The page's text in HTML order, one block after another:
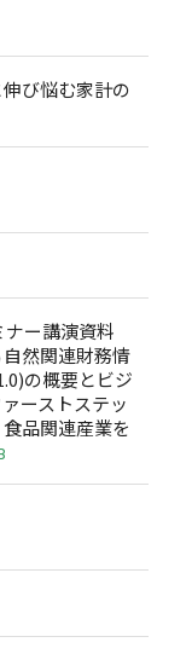
び悩む家計の
ー講演資料
自然関連財務情
の概要とビジ
ーストステッ
品関連産業を